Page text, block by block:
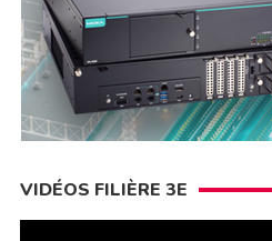
VIDÉOS FILIÈRE 3E